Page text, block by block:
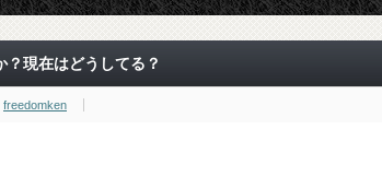
レス
2014年スギ・ヒノキ花粉のピークと終了は
ッション
現在はどうしてる？
freedomken